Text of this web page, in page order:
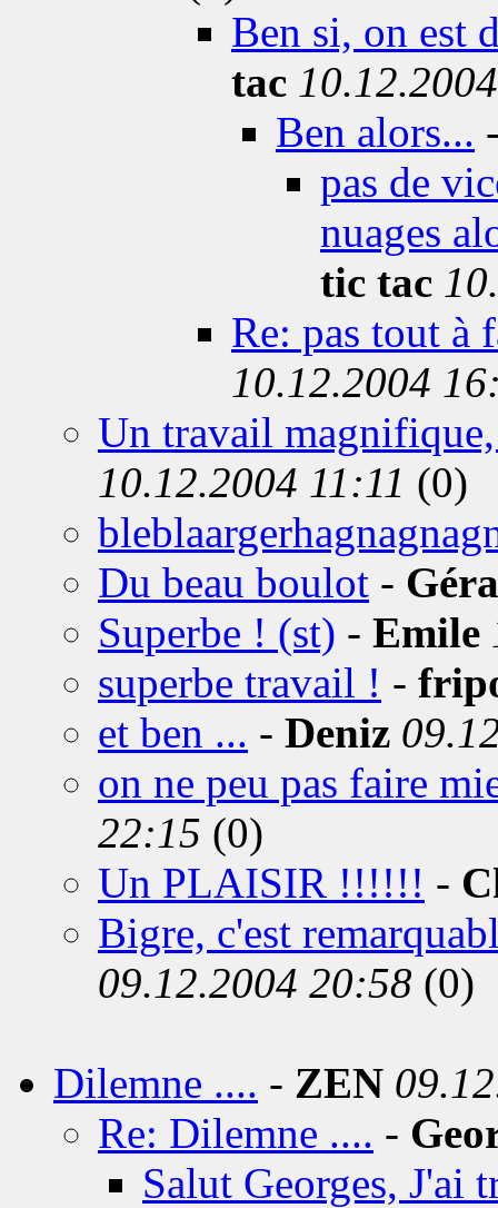
Ben si, on est
tac
Ben alors...
pas de
nuages
tic tac
Re: pas tout à
10.12.2004
Un travail
10.12.2004 11:11 (0)
Du beau boulot -
Superbe ! (st) - Emile
superbe travail ! -
et ben ... - Deniz
on ne peu pas faire
22:15 (0)
Un PLAISIR !!!!!! -
Bigre, c'est
09.12.2004 20:58 (0)
Dilemne .... - ZEN
Re: Dilemne .... -
Salut Georges, J'ai